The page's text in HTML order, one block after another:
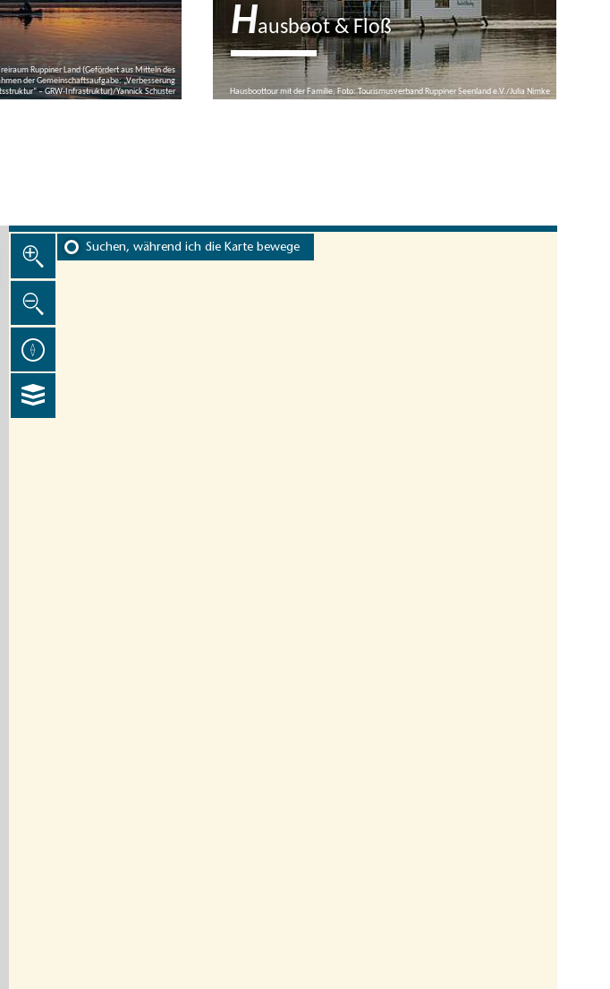
Ruppiner Land (Gefördert aus Mitteln des
der Gemeinschaftsaufgabe: „Verbesserung
– GRW-Infrastruktur)/Yannick Schuster
Hausboot & Floß
Hausboottour mit der Familie, Foto: Tourismusverband Ruppiner Seenland e.V./Julia Nimke
Suchen, während ich die Karte bewege